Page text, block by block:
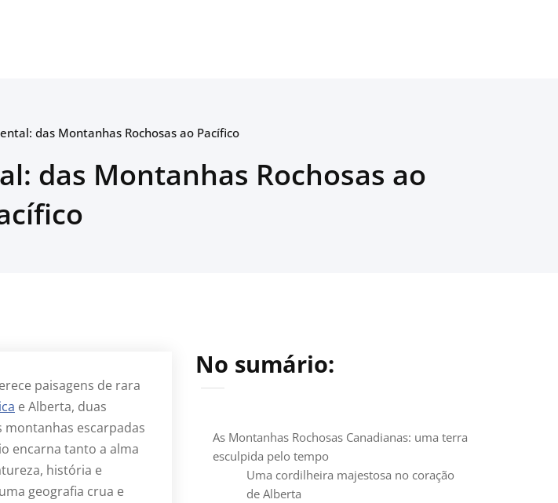
das Montanhas Rochosas ao Pacífico
das Montanhas Rochosas ao
paisagens de rara
e Alberta, duas
escarpadas
encarna tanto a alma
história e
geografia crua e
No sumário:
As Montanhas Rochosas Canadianas: uma terra
esculpida pelo tempo
Uma cordilheira majestosa no coração
de Alberta